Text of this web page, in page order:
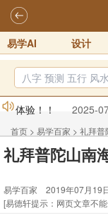
易学AI 设计
易德轩网重构及升能
2025-07-01
2026年化太岁锦囊
2026丙午年铁笔居
易德轩首席风水大师
首页 > 易学百家 > 礼拜普
礼拜普陀山南
易学百家 2019年07月19
[易德轩提示：网页文章不